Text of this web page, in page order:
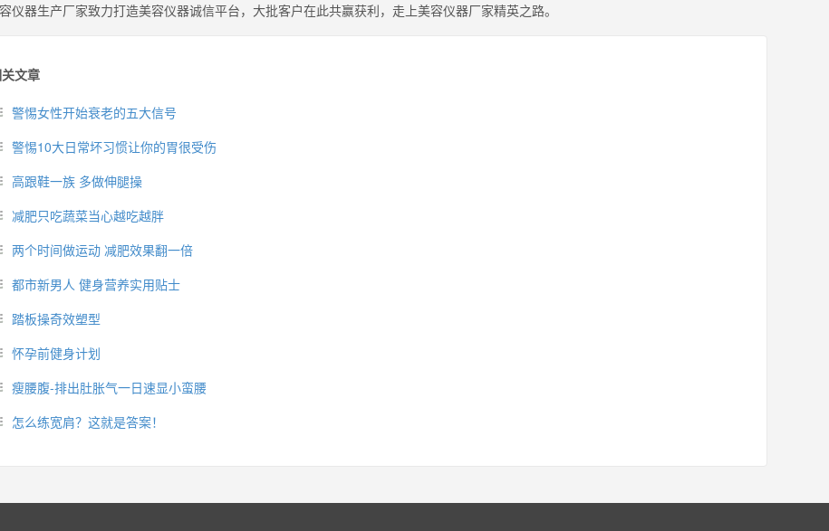
仪器生产厂家致力打造美容仪器诚信平台，大批客户在此共赢获利，走上美容仪器厂家精英之路。
文章
警惕女性开始衰老的五大信号
警惕10大日常坏习惯让你的胃很受伤
高跟鞋一族 多做伸腿操
减肥只吃蔬菜当心越吃越胖
两个时间做运动 减肥效果翻一倍
都市新男人 健身营养实用贴士
踏板操奇效塑型
怀孕前健身计划
瘦腰腹-排出肚胀气一日速显小蛮腰
怎么练宽肩？这就是答案！